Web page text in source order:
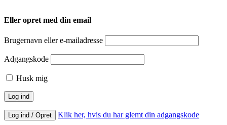
Eller opret med din email
Brugernavn eller e-mailadresse
Adgangskode
Husk mig
Log ind / Opret Klik her, hvis du har glemt din adgangskode